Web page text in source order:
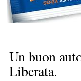
Un buon
Liberata.